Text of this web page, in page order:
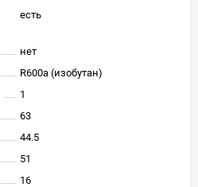
есть
нет
R600a (изобутан)
1
63
44.5
51
16